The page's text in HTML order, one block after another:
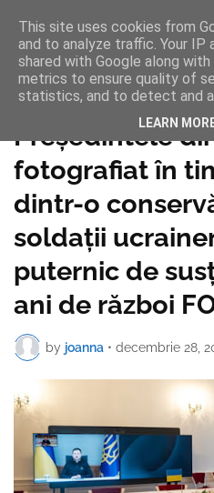
Pagina de pornire
Președintele
fotografiat în
dintr-o
soldații
puternic de
ani de război
by joanna • decembrie 28,
This site uses cookies from
and to analyze traffic. Your IP
shared with Google along
metrics to ensure quality of
statistics, and to detect and
LEARN